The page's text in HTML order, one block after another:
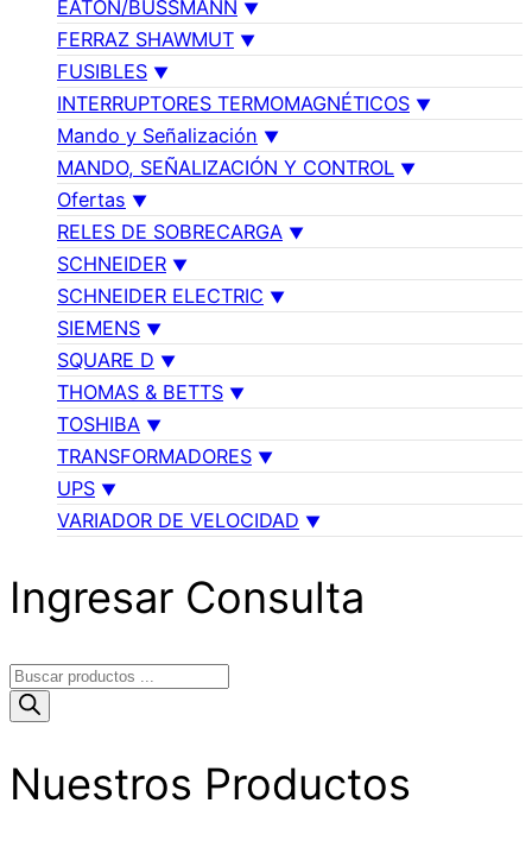
EATON/BUSSMANN
FERRAZ SHAWMUT
FUSIBLES
INTERRUPTORES TERMOMAGNÉTICOS
Mando y Señalización
MANDO, SEÑALIZACIÓN Y CONTROL
Ofertas
RELES DE SOBRECARGA
SCHNEIDER
SCHNEIDER ELECTRIC
SIEMENS
SQUARE D
THOMAS & BETTS
TOSHIBA
TRANSFORMADORES
UPS
VARIADOR DE VELOCIDAD
Ingresar Consulta
Búsqueda
de
Nuestros Productos